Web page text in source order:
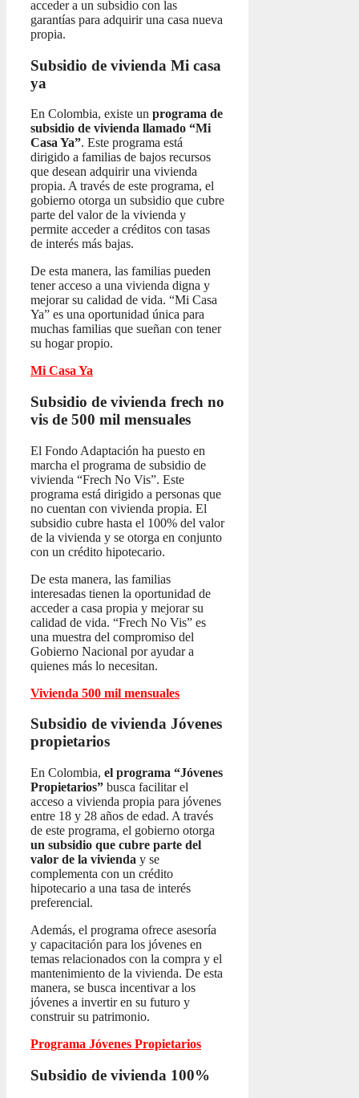
acceder a un subsidio con las
garantías para adquirir una casa nueva
propia.
Subsidio de vivienda Mi casa
ya
En Colombia, existe un programa de
subsidio de vivienda llamado “Mi
Casa Ya”. Este programa está
dirigido a familias de bajos recursos
que desean adquirir una vivienda
propia. A través de este programa, el
gobierno otorga un subsidio que cubre
parte del valor de la vivienda y
permite acceder a créditos con tasas
de interés más bajas.
De esta manera, las familias pueden
tener acceso a una vivienda digna y
mejorar su calidad de vida. “Mi Casa
Ya” es una oportunidad única para
muchas familias que sueñan con tener
su hogar propio.
Mi Casa Ya
Subsidio de vivienda frech no
vis de 500 mil mensuales
El Fondo Adaptación ha puesto en
marcha el programa de subsidio de
vivienda “Frech No Vis”. Este
programa está dirigido a personas que
no cuentan con vivienda propia. El
subsidio cubre hasta el 100% del valor
de la vivienda y se otorga en conjunto
con un crédito hipotecario.
De esta manera, las familias
interesadas tienen la oportunidad de
acceder a casa propia y mejorar su
calidad de vida. “Frech No Vis” es
una muestra del compromiso del
Gobierno Nacional por ayudar a
quienes más lo necesitan.
Vivienda 500 mil mensuales
Subsidio de vivienda Jóvenes
propietarios
En Colombia, el programa “Jóvenes
Propietarios” busca facilitar el
acceso a vivienda propia para jóvenes
entre 18 y 28 años de edad. A través
de este programa, el gobierno otorga
un subsidio que cubre parte del
valor de la vivienda y se
complementa con un crédito
hipotecario a una tasa de interés
preferencial.
Además, el programa ofrece asesoría
y capacitación para los jóvenes en
temas relacionados con la compra y el
mantenimiento de la vivienda. De esta
manera, se busca incentivar a los
jóvenes a invertir en su futuro y
construir su patrimonio.
Programa Jóvenes Propietarios
Subsidio de vivienda 100%